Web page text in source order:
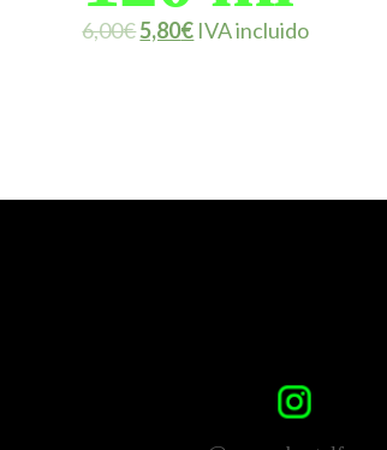
6,00€5,80€ IVA incluido